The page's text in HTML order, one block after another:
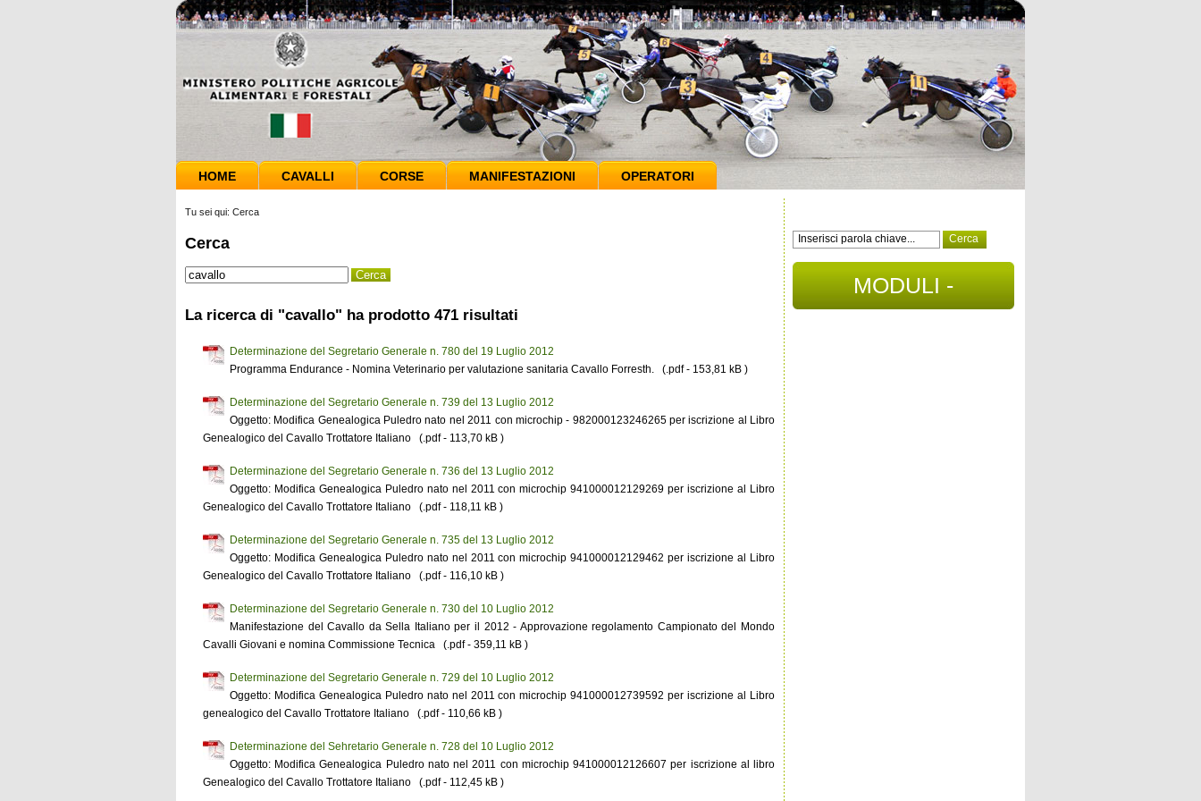
HOME CAVALLI CORSE MANIFESTAZIONI OPERATORI
Tu sei qui: Cerca
Cerca
La ricerca di "cavallo" ha prodotto 471 risultati
Determinazione del Segretario Generale n. 780 del 19 Luglio 2012
Programma Endurance - Nomina Veterinario per valutazione sanitaria Cavallo Forresth. (.pdf - 153,81 kB )
Determinazione del Segretario Generale n. 739 del 13 Luglio 2012
Oggetto: Modifica Genealogica Puledro nato nel 2011 con microchip - 982000123246265 per iscrizione al Libro
Genealogico del Cavallo Trottatore Italiano (.pdf - 113,70 kB )
Determinazione del Segretario Generale n. 736 del 13 Luglio 2012
Oggetto: Modifica Genealogica Puledro nato nel 2011 con microchip 941000012129269 per iscrizione al Libro
Genealogico del Cavallo Trottatore Italiano (.pdf - 118,11 kB )
Determinazione del Segretario Generale n. 735 del 13 Luglio 2012
Oggetto: Modifica Genealogica Puledro nato nel 2011 con microchip 941000012129462 per iscrizione al Libro
Genealogico del Cavallo Trottatore Italiano (.pdf - 116,10 kB )
Determinazione del Segretario Generale n. 730 del 10 Luglio 2012
Manifestazione del Cavallo da Sella Italiano per il 2012 - Approvazione regolamento Campionato del Mondo
Cavalli Giovani e nomina Commissione Tecnica (.pdf - 359,11 kB )
Determinazione del Segretario Generale n. 729 del 10 Luglio 2012
Oggetto: Modifica Genealogica Puledro nato nel 2011 con microchip 941000012739592 per iscrizione al Libro
genealogico del Cavallo Trottatore Italiano (.pdf - 110,66 kB )
Determinazione del Sehretario Generale n. 728 del 10 Luglio 2012
Oggetto: Modifica Genealogica Puledro nato nel 2011 con microchip 941000012126607 per iscrizione al libro
Genealogico del Cavallo Trottatore Italiano (.pdf - 112,45 kB )
MODULI -